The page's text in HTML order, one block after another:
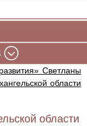
Светланы
области
области